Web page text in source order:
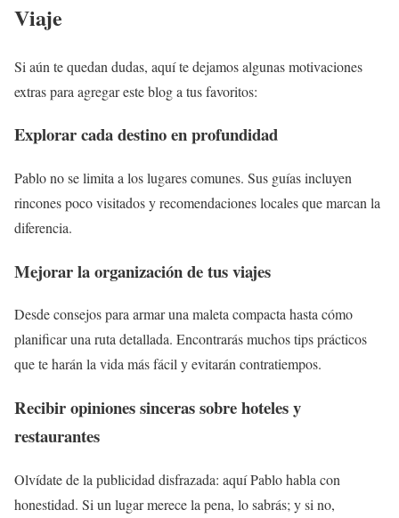
Viaje
Si aún te quedan dudas, aquí te dejamos algunas motivaciones
extras para agregar este blog a tus favoritos:
Explorar cada destino en profundidad
Pablo no se limita a los lugares comunes. Sus guías incluyen
rincones poco visitados y recomendaciones locales que marcan la
diferencia.
Mejorar la organización de tus viajes
Desde consejos para armar una maleta compacta hasta cómo
planificar una ruta detallada. Encontrarás muchos tips prácticos
que te harán la vida más fácil y evitarán contratiempos.
Recibir opiniones sinceras sobre hoteles y
restaurantes
Olvídate de la publicidad disfrazada: aquí Pablo habla con
honestidad. Si un lugar merece la pena, lo sabrás; y si no,